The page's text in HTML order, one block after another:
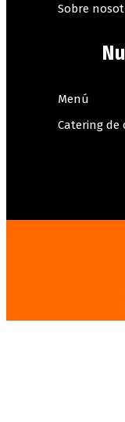
Sobre
Menú
Catering de